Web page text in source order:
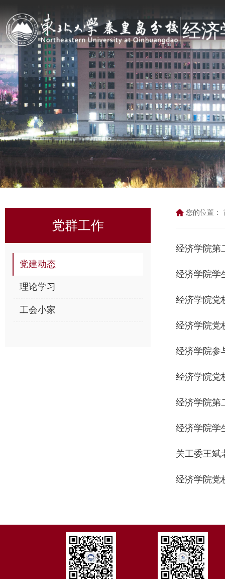
党群工作
党建动态
理论学习
工会小家
您的位置：
经济学院第
经济学院学
经济学院党
经济学院党
经济学院参
经济学院党
经济学院第
经济学院学
关工委王斌
经济学院党